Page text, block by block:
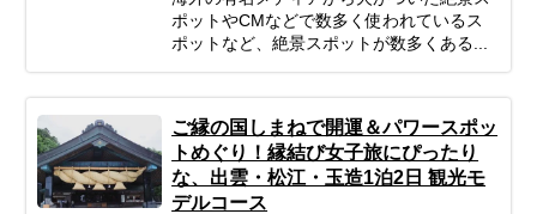
ポットやCMなどで数多く使われているス
ポットなど、絶景スポットが数多くある...
ご縁の国しまねで開運＆パワースポッ
トめぐり！縁結び女子旅にぴったり
な、出雲・松江・玉造1泊2日 観光モ
デルコース